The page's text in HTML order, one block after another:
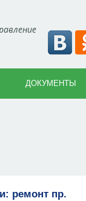
ДОКУМЕНТЫ
ремонт пр.